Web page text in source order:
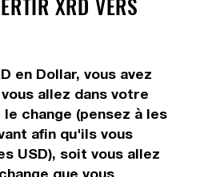
en Dollar, vous avez
allez dans votre
change (pensez à les
afin qu'ils vous
USD), soit vous allez
que vous